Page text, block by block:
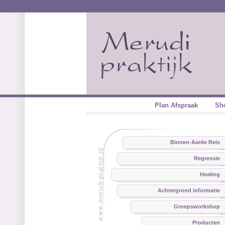
Plan Afspraak
Binnen-Aarde Reis
Regressie
Healing
Achtergrond informatie
Groepsworkshop
Producten